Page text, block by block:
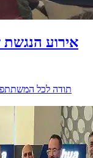
אירוע הנגשת
תודה לכל